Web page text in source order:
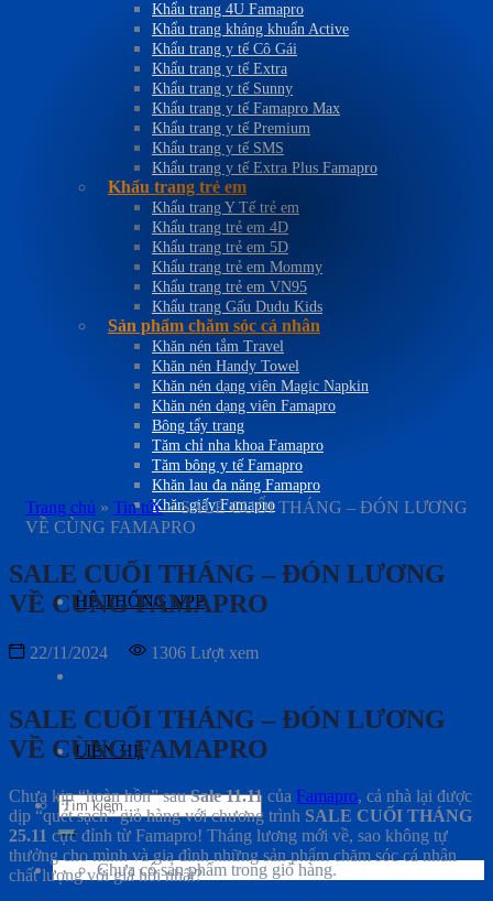
Khẩu trang 4U Famapro
Khẩu trang kháng khuẩn Active
Khẩu trang y tế Cô Gái
Khẩu trang y tế Extra
Khẩu trang y tế Sunny
Khẩu trang y tế Famapro Max
Khẩu trang y tế Premium
Khẩu trang y tế SMS
Khẩu trang y tế Extra Plus Famapro
Khẩu trang trẻ em
Khẩu trang Y Tế trẻ em
Khẩu trang trẻ em 4D
Khẩu trang trẻ em 5D
Khẩu trang trẻ em Mommy
Khẩu trang trẻ em VN95
Khẩu trang Gấu Dudu Kids
Sản phẩm chăm sóc cá nhân
Khăn nén tắm Travel
Khăn nén Handy Towel
Khăn nén dạng viên Magic Napkin
Khăn nén dạng viên Famapro
Bông tẩy trang
Tăm chỉ nha khoa Famapro
Tăm bông y tế Famapro
Khăn lau đa năng Famapro
Khăn giấy Famapro
HỆ THỐNG NPP
LIÊN HỆ
Tìm
kiếm:
Chưa có sản phẩm trong giỏ hàng.
Trang chủ » Tin tức»SALE CUỐI THÁNG – ĐÓN LƯƠNG
VỀ CÙNG FAMAPRO
SALE CUỐI THÁNG – ĐÓN LƯƠNG
VỀ CÙNG FAMAPRO
22/11/2024 1306 Lượt xem
SALE CUỐI THÁNG – ĐÓN LƯƠNG
VỀ CÙNG FAMAPRO
Chưa kịp “hoàn hồn” sauSale 11.11 của Famapro, cả nhà lại được
dịp “quét sạch” giỏ hàng với chương trình SALE CUỐI THÁNG
25.11 cực đỉnh từ Famapro! Tháng lương mới về, sao không tự
thưởng cho mình và gia đình những sản phẩm chăm sóc cá nhân
chất lượng với giá hời nhất?